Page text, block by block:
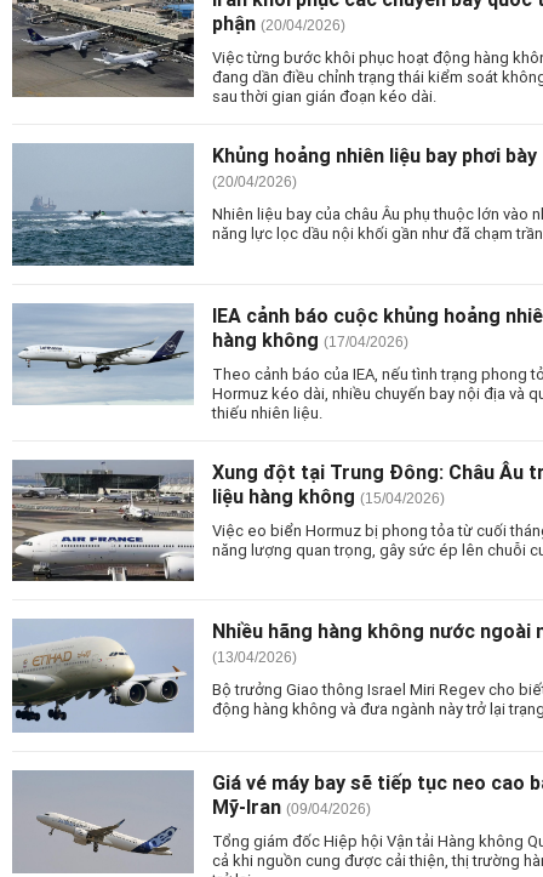
phận (20/04/2026)
Việc từng bước khôi phục hoạt động hàng
đang dần điều chỉnh trạng thái kiểm soát
sau thời gian gián đoạn kéo dài.
Khủng hoảng nhiên liệu bay phơi
(20/04/2026)
Nhiên liệu bay của châu Âu phụ thuộc lớn
năng lực lọc dầu nội khối gần như đã chạm
IEA cảnh báo cuộc khủng hoảng
hàng không (17/04/2026)
Theo cảnh báo của IEA, nếu tình trạng phong
Hormuz kéo dài, nhiều chuyến bay nội địa và
thiếu nhiên liệu.
Xung đột tại Trung Đông: Châu Âu
liệu hàng không (15/04/2026)
Việc eo biển Hormuz bị phong tỏa từ cuối
năng lượng quan trọng, gây sức ép lên chuỗi
Nhiều hãng hàng không nước
(13/04/2026)
Bộ trưởng Giao thông Israel Miri Regev cho
động hàng không và đưa ngành này trở lại
Giá vé máy bay sẽ tiếp tục neo cao
Mỹ-Iran (09/04/2026)
Tổng giám đốc Hiệp hội Vận tải Hàng không
cả khi nguồn cung được cải thiện, thị trường